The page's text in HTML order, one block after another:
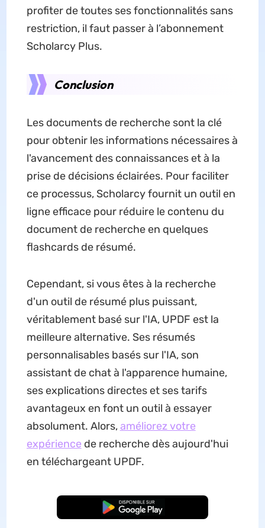
profiter de toutes ses fonctionnalités sans
restriction, il faut passer à l’abonnement
Scholarcy Plus.
Conclusion
Les documents de recherche sont la clé
pour obtenir les informations nécessaires à
l'avancement des connaissances et à la
prise de décisions éclairées. Pour faciliter
ce processus, Scholarcy fournit un outil en
ligne efficace pour réduire le contenu du
document de recherche en quelques
flashcards de résumé.
Cependant, si vous êtes à la recherche
d'un outil de résumé plus puissant,
véritablement basé sur l'IA, UPDF est la
meilleure alternative. Ses résumés
personnalisables basés sur l'IA, son
assistant de chat à l'apparence humaine,
ses explications directes et ses tarifs
avantageux en font un outil à essayer
absolument. Alors,améliorez votre
expérience de recherche dès aujourd'hui
en téléchargeant UPDF.
TÉLÉCHARGER